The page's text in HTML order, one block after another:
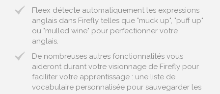
Fleex détecte automatiquement les expressions
anglais dans Firefly telles que "muck up", "puff up"
ou "mulled wine" pour perfectionner votre
anglais.
De nombreuses autres fonctionnalités vous
aideront durant votre visionnage de Firefly pour
faciliter votre apprentissage : une liste de
vocabulaire personnalisée pour sauvegarder les